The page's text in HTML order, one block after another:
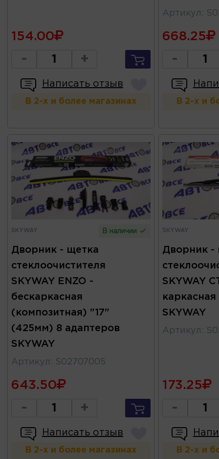
154.00
- +
Написать отзыв
В 2-х и более магазинах
Артикул :
668.25
-
В 2-х и
SKYWAY В наличии
Дворник - щетка
стеклоочистителя
SKYWAY ENZO -
бескаркасная
(композитная) "17"
(425мм) 8 адаптеров
SKYWAY
Артикул : S02707005
643.50
- +
Написать отзыв
В 2-х и более магазинах
SKYWAY
Дворник -
SKYWAY
SKYWAY
Артикул :
173.25
-
В 2-х и